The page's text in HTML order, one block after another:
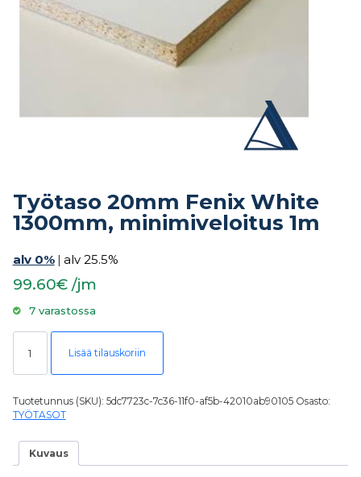
Työtaso 20mm Fenix White
1300mm, minimiveloitus 1m
alv 0% | alv 25.5%
99.60€ /jm
7 varastossa
Työtaso 20mm Fenix White 1300mm, minimiveloitus 1m määrä
Lisää tilauskoriin
Tuotetunnus (SKU): 5dc7723c-7c36-11f0-af5b-42010ab90105 Osasto:
TYÖTASOT
Kuvaus